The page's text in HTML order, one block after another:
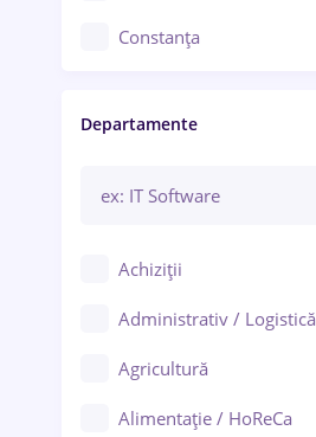
Constanța
Brașov
Bacău
Galați (Galați)
Ploiești
Departamente
Achiziții
Administrativ / Logistică
Agricultură
Alimentație / HoReCa